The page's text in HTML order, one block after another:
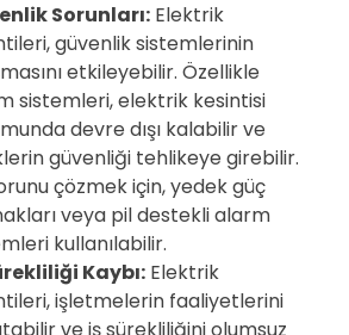
Sorunları: Elektrik
güvenlik sistemlerinin
etkileyebilir. Özellikle
sistemleri, elektrik kesintisi
devre dışı kalabilir ve
güvenliği tehlikeye girebilir.
çözmek için, yedek güç
veya pil destekli alarm
kullanılabilir.
Kaybı: Elektrik
işletmelerin faaliyetlerini